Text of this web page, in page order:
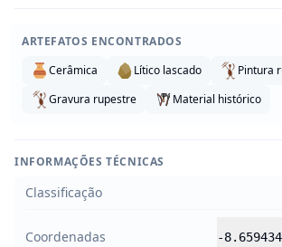
ARTEFATOS ENCONTRADOS
Cerâmica
Lítico lascado
Pintura
Gravura rupestre
Material histórico
INFORMAÇÕES TÉCNICAS
Classificação
Coordenadas -8.659434